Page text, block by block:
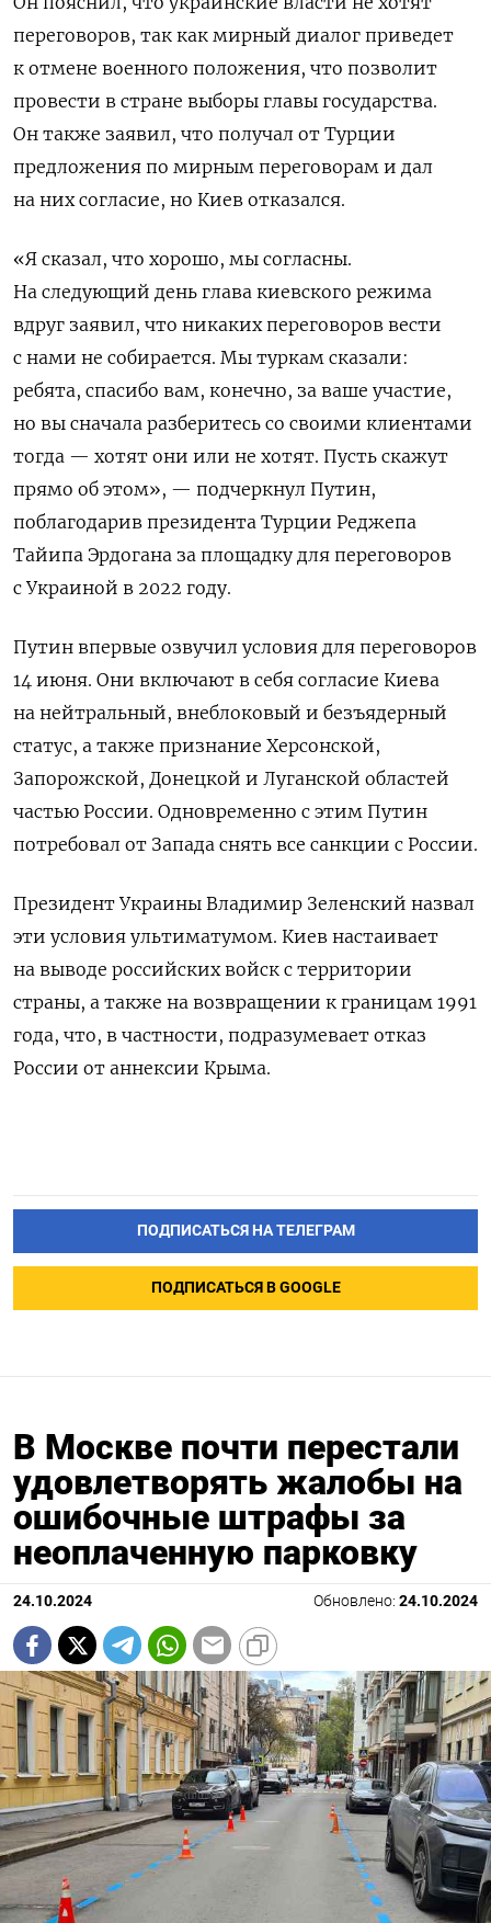
переговоров, так как мирный диалог приведет
к отмене военного положения, что позволит
провести в стране выборы главы государства.
Он также заявил, что получал от Турции
предложения по мирным переговорам и дал
на них согласие, но Киев отказался.
«Я сказал, что хорошо, мы согласны.
На следующий день глава киевского режима
вдруг заявил, что никаких переговоров вести
с нами не собирается. Мы туркам сказали:
ребята, спасибо вам, конечно, за ваше участие,
но вы сначала разберитесь со своими клиентами
тогда — хотят они или не хотят. Пусть скажут
прямо об этом», — подчеркнул Путин,
поблагодарив президента Турции Реджепа
Тайипа Эрдогана за площадку для переговоров
с Украиной в 2022 году.
Путин впервые озвучил условия для переговоров
14 июня. Они включают в себя согласие Киева
на нейтральный, внеблоковый и безъядерный
статус, а также признание Херсонской,
Запорожской, Донецкой и Луганской областей
частью России. Одновременно с этим Путин
потребовал от Запада снять все санкции с России.
Президент Украины Владимир Зеленский назвал
эти условия ультиматумом. Киев настаивает
на выводе российских войск с территории
страны, а также на возвращении к границам 1991
года, что, в частности, подразумевает отказ
России от аннексии Крыма.
ПОДПИСАТЬСЯ НА ТЕЛЕГРАМ
ПОДПИСАТЬСЯ В GOOGLE
В Москве почти перестали
удовлетворять жалобы на
ошибочные штрафы за
неоплаченную парковку
24.10.2024 Обновлено: 24.10.2024